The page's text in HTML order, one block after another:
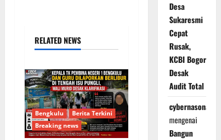
RELATED NEWS
Bengkulu
Berita Terkini
Breaking news
Desa
Sukaresmi
Cepat
Rusak,
KCBI Bogor
Desak
Audit Total
cybernasonal
mengenai
Bangun